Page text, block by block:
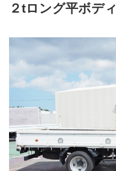
２tロング平ボディ